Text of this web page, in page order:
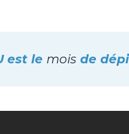
est le moisde